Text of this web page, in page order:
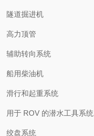
隧道掘进机
高力顶管
辅助转向系统
船用柴油机
滑行和起重系统
用于 ROV 的潜水工具系统
绞盘系统